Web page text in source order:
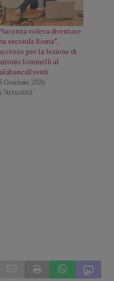
voleva diventare
seconda Roma”,
per la lezione di
Iommelli al
Gennaio 2026
"Attualità"